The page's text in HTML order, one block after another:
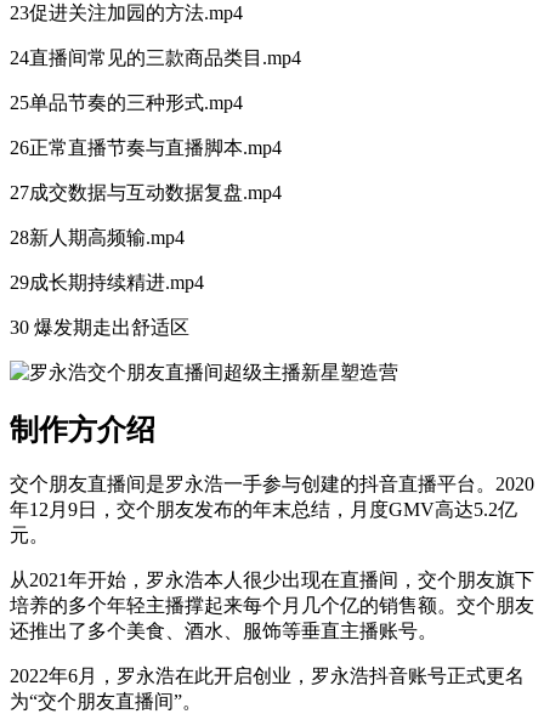
23促进关注加园的方法.mp4
24直播间常见的三款商品类目.mp4
25单品节奏的三种形式.mp4
26正常直播节奏与直播脚本.mp4
27成交数据与互动数据复盘.mp4
28新人期高频输.mp4
29成长期持续精进.mp4
30 爆发期走出舒适区
制作方介绍
交个朋友直播间是罗永浩一手参与创建的抖音直播平台。2020
年12月9日，交个朋友发布的年末总结，月度GMV高达5.2亿
元。
从2021年开始，罗永浩本人很少出现在直播间，交个朋友旗下
培养的多个年轻主播撑起来每个月几个亿的销售额。交个朋友
还推出了多个美食、酒水、服饰等垂直主播账号。
2022年6月，罗永浩在此开启创业，罗永浩抖音账号正式更名
为“交个朋友直播间”。